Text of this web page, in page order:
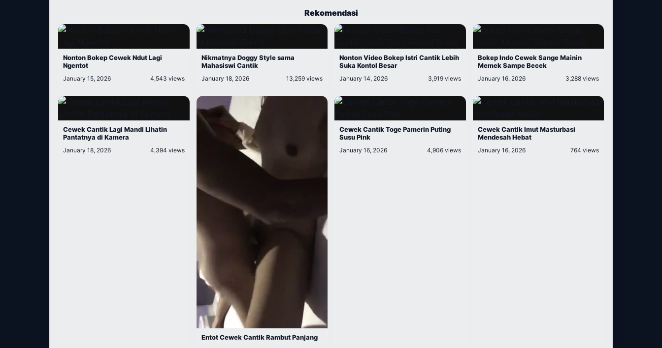
Rekomendasi
Nonton Bokep Cewek Ndut Lagi
Ngentot
January 15, 2026 4,543 views
Nikmatnya Doggy Style sama
Mahasiswi Cantik
January 18, 2026 13,259 views
Nonton Video Bokep Istri Cantik Lebih
Suka Kontol Besar
January 14, 2026 3,919 views
Bokep Indo Cewek Sange Mainin
Memek Sampe Becek
January 16, 2026 3,288 views
Cewek Cantik Lagi Mandi Lihatin
Pantatnya di Kamera
January 18, 2026 4,394 views
Entot Cewek Cantik Rambut Panjang
Cewek Cantik Toge Pamerin Puting
Susu Pink
January 16, 2026 4,906 views
Cewek Cantik Imut Masturbasi
Mendesah Hebat
January 16, 2026 764 views